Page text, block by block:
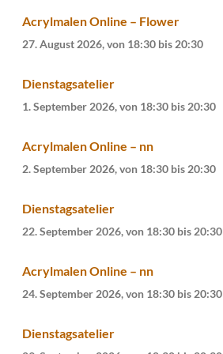
Acrylmalen Online – Flower
27. August 2026, von 18:30 bis 20:30
Dienstagsatelier
1. September 2026, von 18:30 bis 20:30
Acrylmalen Online – nn
2. September 2026, von 18:30 bis 20:30
Dienstagsatelier
22. September 2026, von 18:30 bis 20:30
Acrylmalen Online – nn
24. September 2026, von 18:30 bis 20:30
Dienstagsatelier